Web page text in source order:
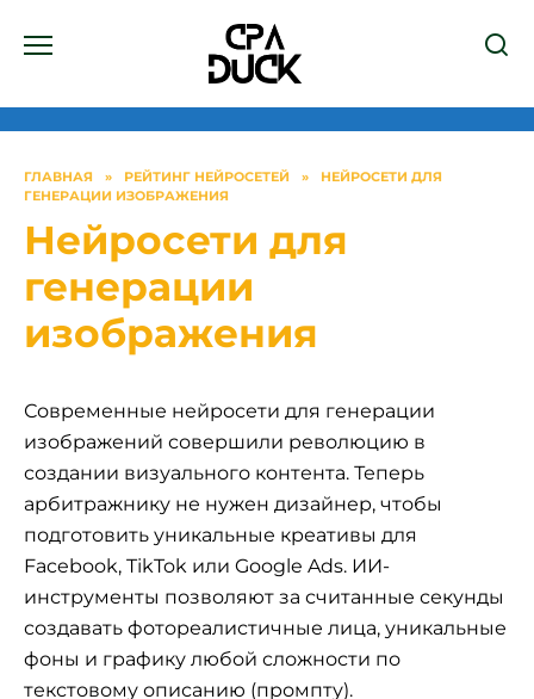
ГЛАВНАЯ » РЕЙТИНГ НЕЙРОСЕТЕЙ »
НЕЙРОСЕТИ ДЛЯ
ГЕНЕРАЦИИ ИЗОБРАЖЕНИЯ
Нейросети для
генерации
изображения
Современные нейросети для генерации
изображений совершили революцию в
создании визуального контента. Теперь
арбитражнику не нужен дизайнер, чтобы
подготовить уникальные креативы для
Facebook, TikTok или Google Ads. ИИ-
инструменты позволяют за считанные секунды
создавать фотореалистичные лица, уникальные
фоны и графику любой сложности по
текстовому описанию (промпту).